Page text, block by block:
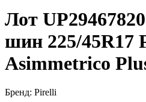
Лот
шин 225/45R17
Asimmetrico
Бренд: Pirelli